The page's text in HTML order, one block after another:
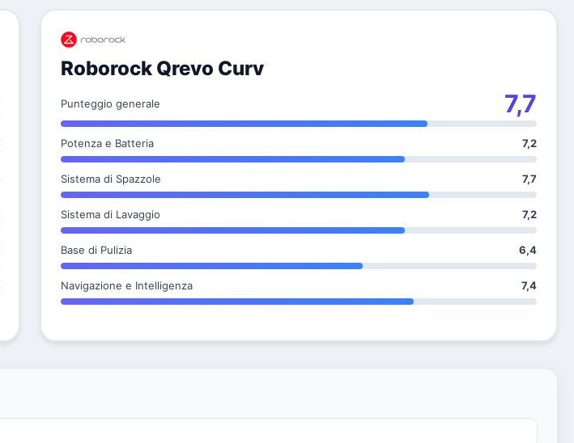
Roborock Qrevo Curv
Punteggio generale 7,7
Potenza e Batteria 7,2
Sistema di Spazzole 7,7
Sistema di Lavaggio 7,2
Base di Pulizia 6,4
Navigazione e Intelligenza 7,4